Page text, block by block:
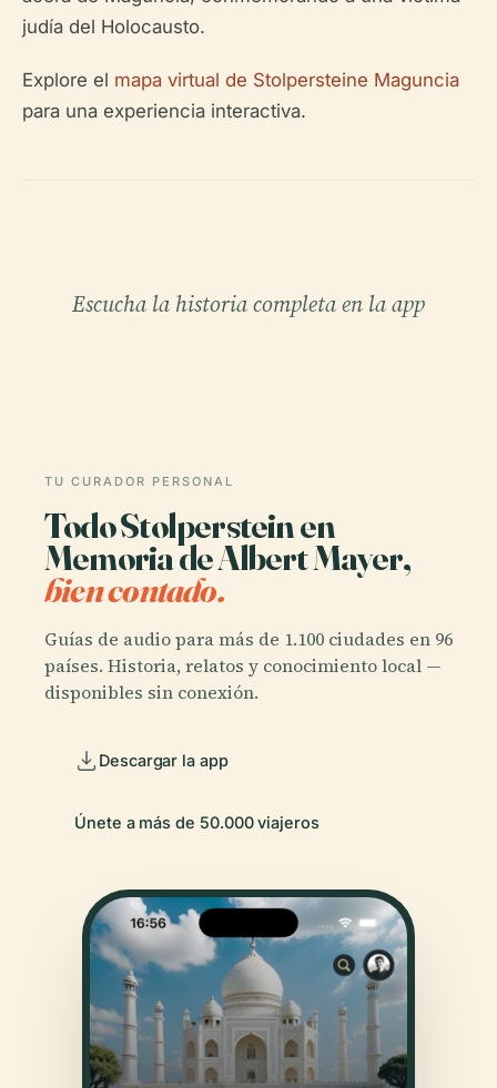
judía del Holocausto.
Explore el mapa virtual de Stolpersteine Maguncia
para una experiencia interactiva.
Escucha la historia completa en la app
TU CURADOR PERSONAL
Todo Stolperstein en
Memoria de Albert Mayer,
bien contado.
Guías de audio para más de 1.100 ciudades en 96
países. Historia, relatos y conocimiento local —
disponibles sin conexión.
Descargar la app
Únete a más de 50.000 viajeros